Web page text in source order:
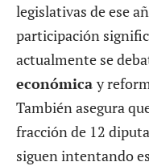
legislativas de ese
participación
actualmente se
económica y
También asegura
fracción de 12
siguen intentando